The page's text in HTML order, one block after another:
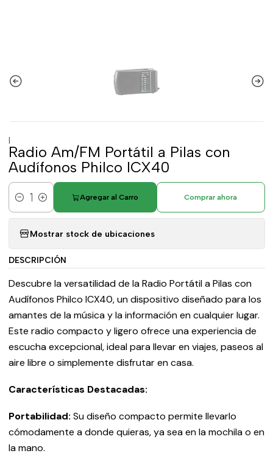
|
Radio Am/FM Portátil a Pilas con
Audífonos Philco ICX40
Cantidad
Agregar al Carro Comprar ahora
Mostrar stock de ubicaciones
DESCRIPCIÓN
Descubre la versatilidad de la Radio Portátil a Pilas con
Audífonos Philco ICX40, un dispositivo diseñado para los
amantes de la música y la información en cualquier lugar.
Este radio compacto y ligero ofrece una experiencia de
escucha excepcional, ideal para llevar en viajes, paseos al
aire libre o simplemente disfrutar en casa.
Características Destacadas:
Portabilidad: Su diseño compacto permite llevarlo
cómodamente a donde quieras, ya sea en la mochila o en
la mano.